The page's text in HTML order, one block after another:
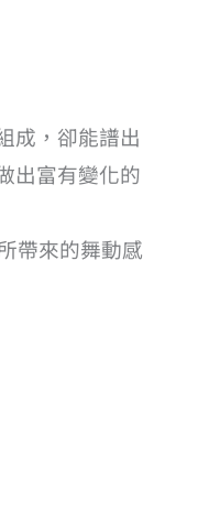
成，卻能譜出
出富有變化的
帶來的舞動感